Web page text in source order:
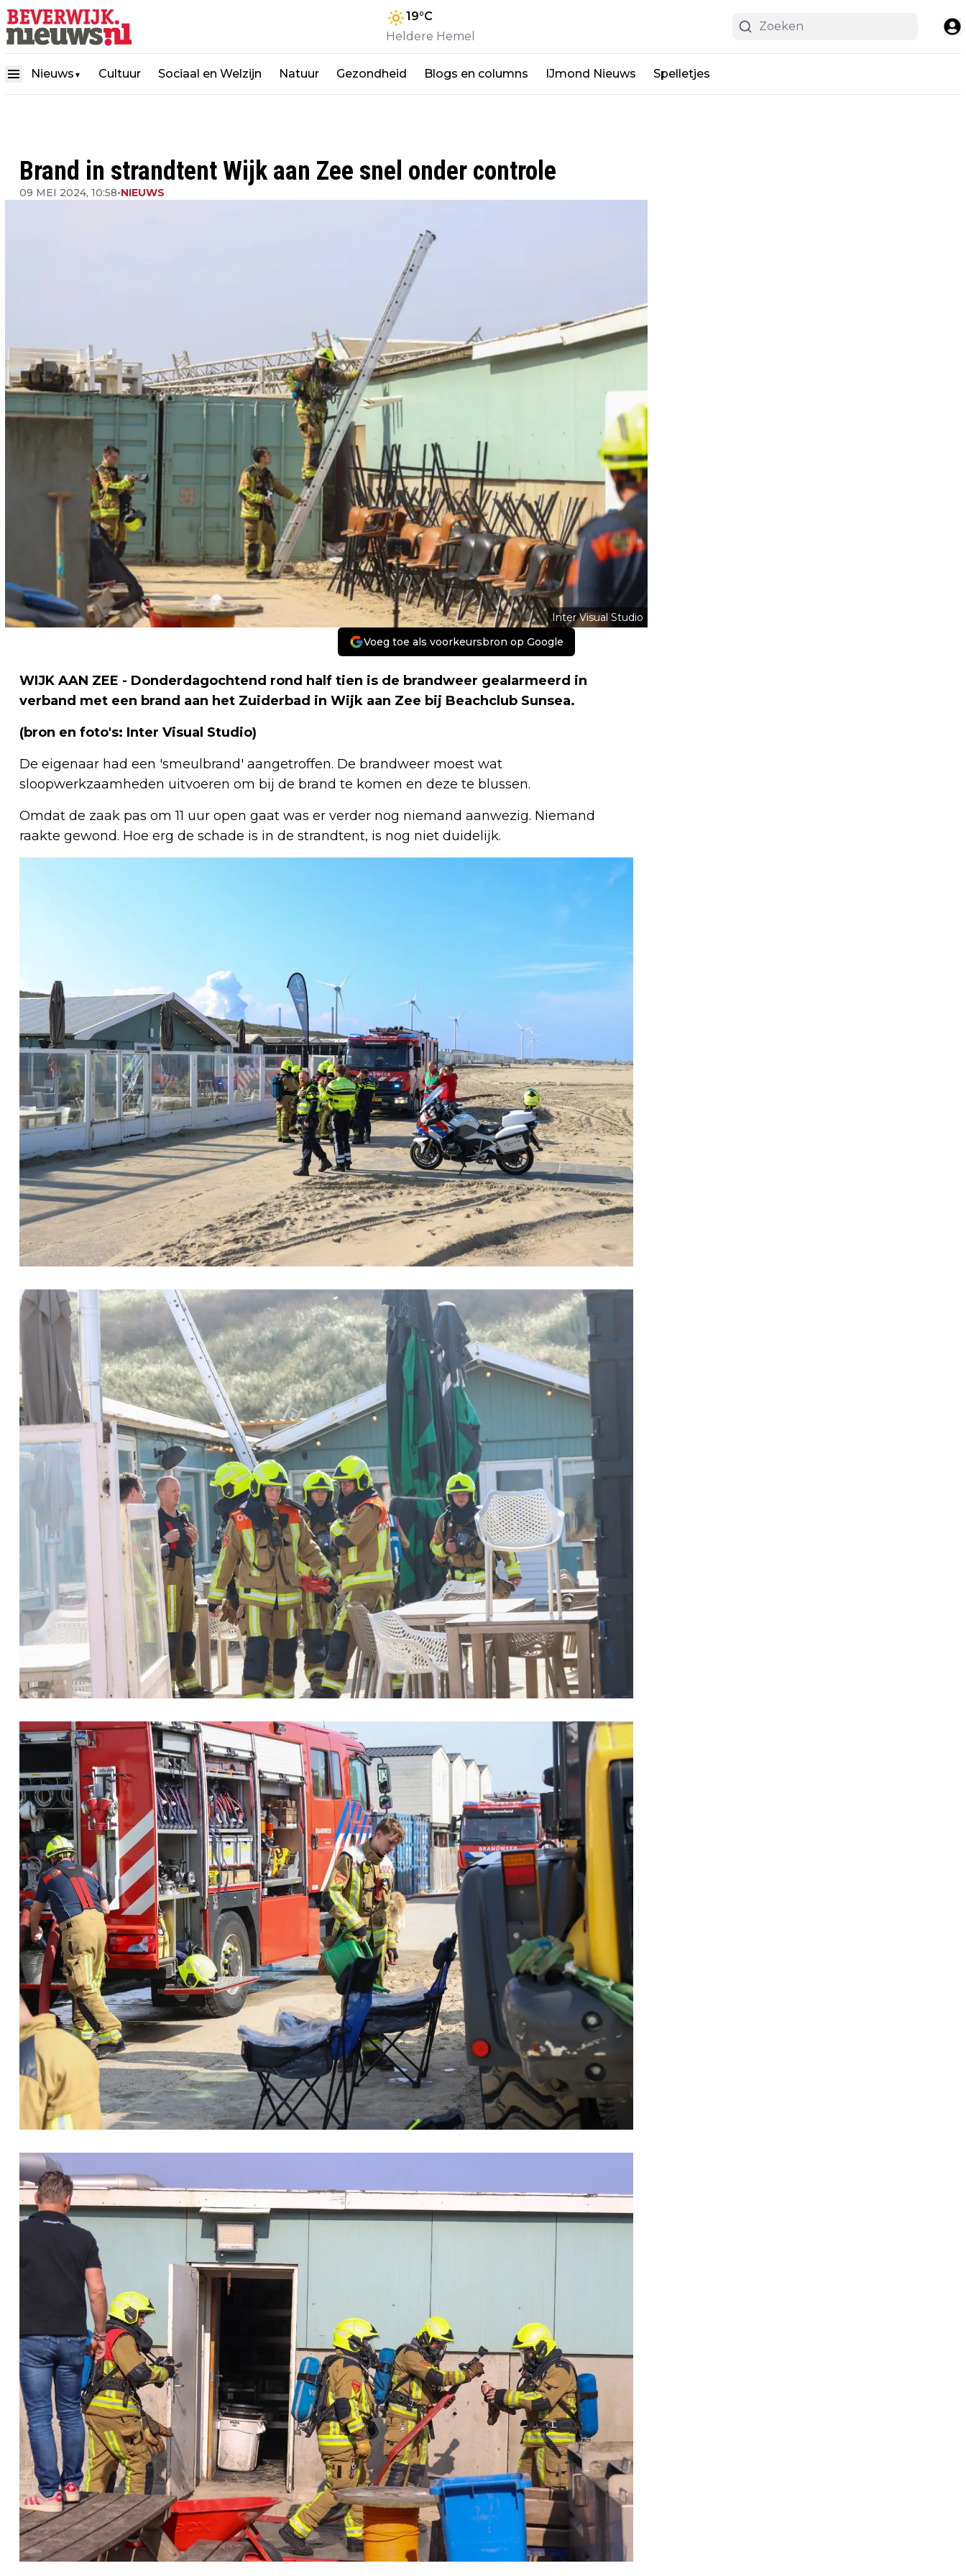
19°C
Heldere Hemel
Nieuws ▼ Cultuur Sociaal en Welzijn Natuur Gezondheid Blogs en columns IJmond Nieuws Spelletjes
Brand in strandtent Wijk aan Zee snel onder controle
09 MEI 2024, 10:58•NIEUWS
Inter Visual Studio
Voeg toe als voorkeursbron op Google
WIJK AAN ZEE - Donderdagochtend rond half tien is de brandweer gealarmeerd in
verband met een brand aan het Zuiderbad in Wijk aan Zee bij Beachclub Sunsea.
(bron en foto's: Inter Visual Studio)
De eigenaar had een 'smeulbrand' aangetroffen. De brandweer moest wat
sloopwerkzaamheden uitvoeren om bij de brand te komen en deze te blussen.
Omdat de zaak pas om 11 uur open gaat was er verder nog niemand aanwezig. Niemand
raakte gewond. Hoe erg de schade is in de strandtent, is nog niet duidelijk.